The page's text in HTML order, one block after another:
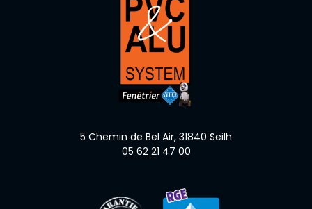
5 Chemin de Bel Air, 31840 Seilh
05 62 21 47 00